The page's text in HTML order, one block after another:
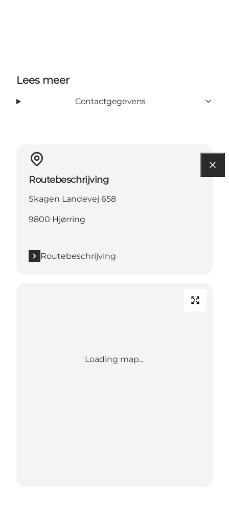
Lees meer
Contactgegevens
Routebeschrijving
Skagen Landevej 658
9800 Hjørring
Routebeschrijving
Loading map...